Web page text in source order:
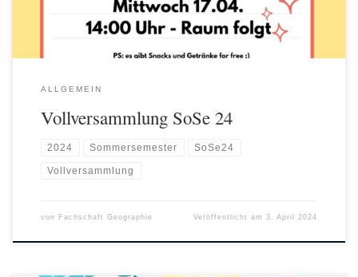
ALLGEMEIN
Vollversammlung SoSe 24
2024 Sommersemester SoSe24
Vollversammlung
von Fachschaft Geographie Veröffentlicht am3. April 2024